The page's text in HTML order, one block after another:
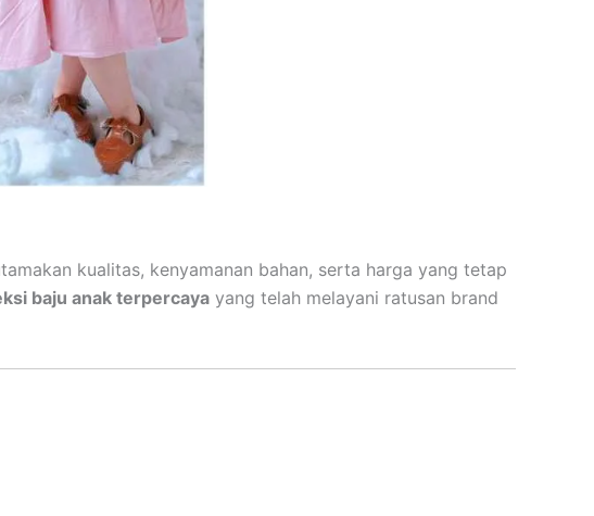
kualitas, kenyamanan bahan, serta harga yang tetap
baju anak terpercaya yang telah melayani ratusan brand